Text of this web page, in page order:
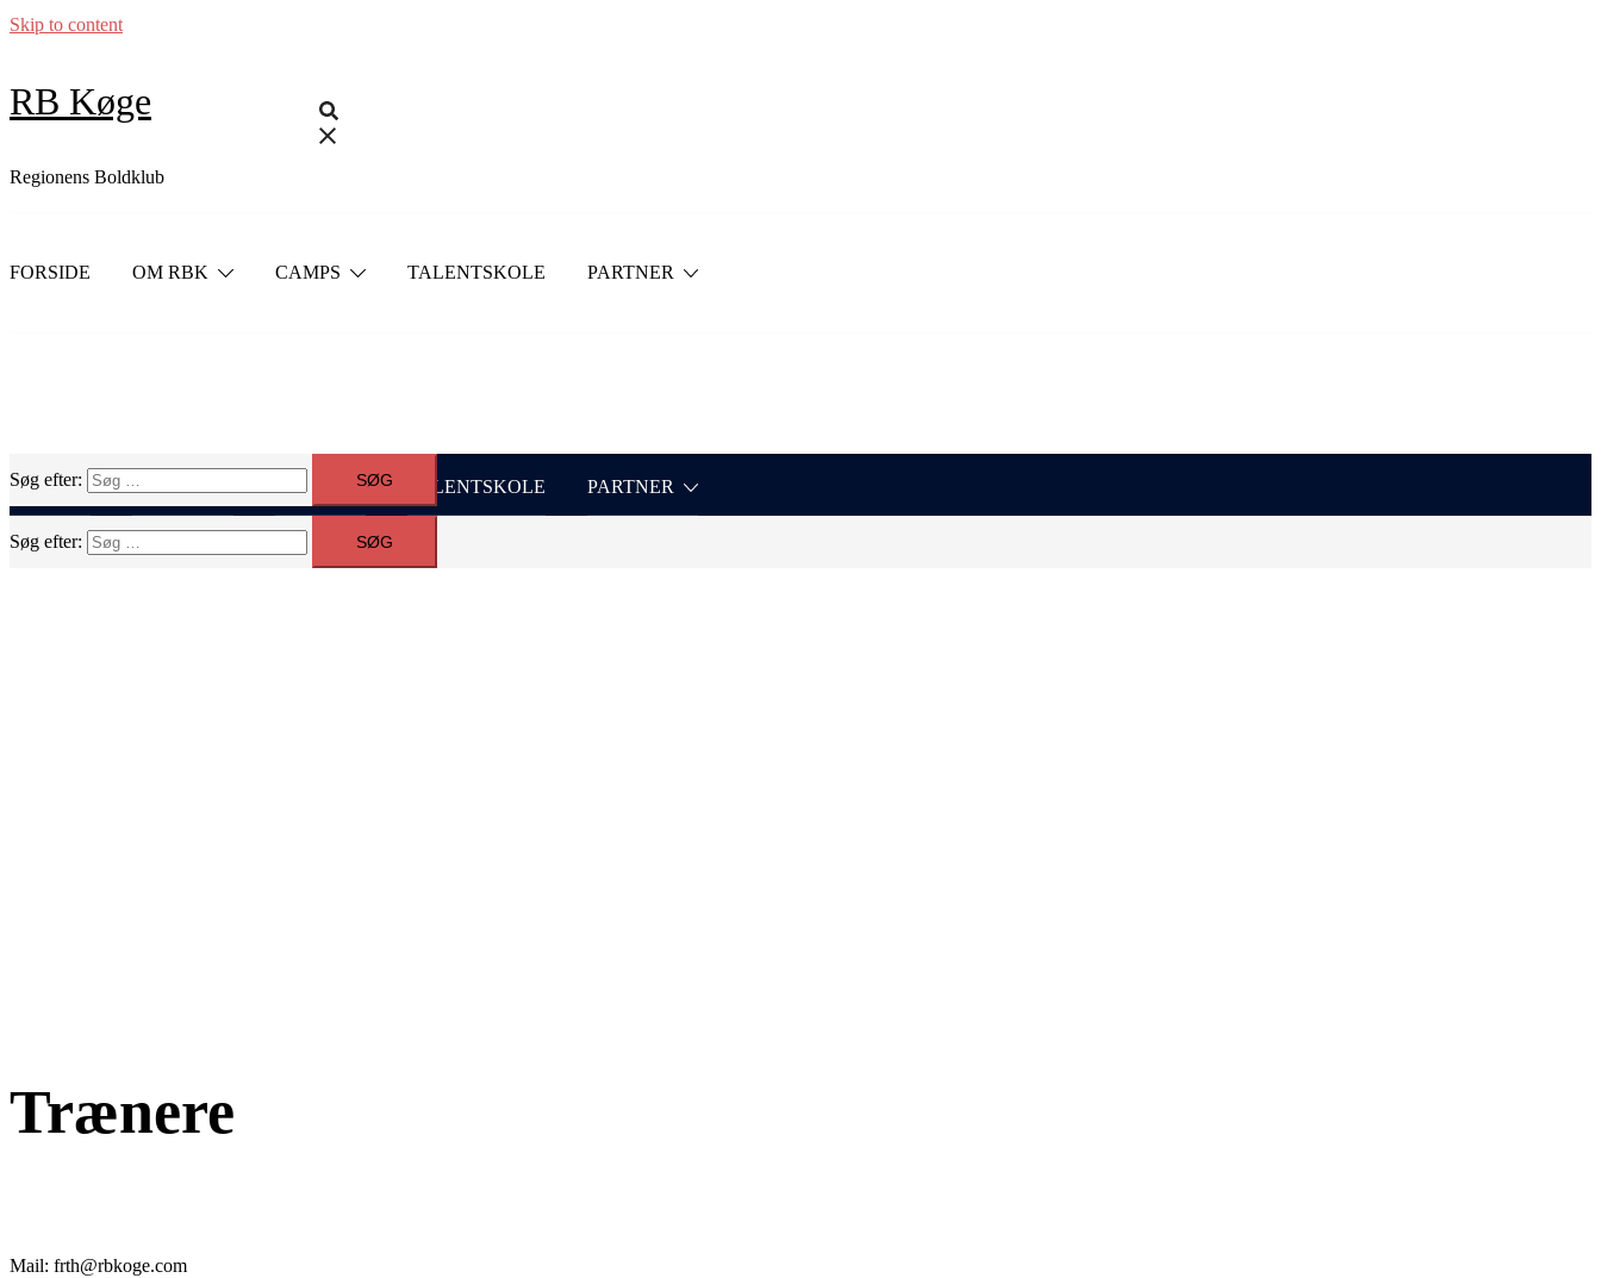
Skip to content
RB Køge
Regionens Boldklub
FORSIDE OM RBK CAMPS TALENTSKOLE PARTNER
Søg efter:
FORSIDE OM RBK TALENTSKOLE PARTNER
Søg efter:
Trænere
Mail: frth@rbkoge.com